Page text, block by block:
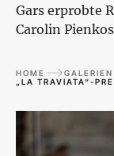
Gars erprobte
Carolin
HOME
GALERIEN
„LA TRAVIATA“-